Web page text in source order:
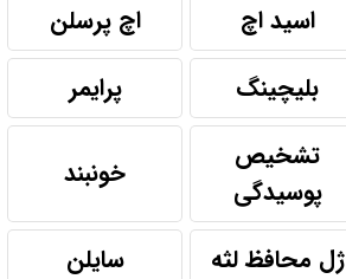
اسید اچ
اچ پرسلن
بلیچینگ
پرایمر
تشخیص
پوسیدگی
خونبند
ژل محافظ لثه
سایلن